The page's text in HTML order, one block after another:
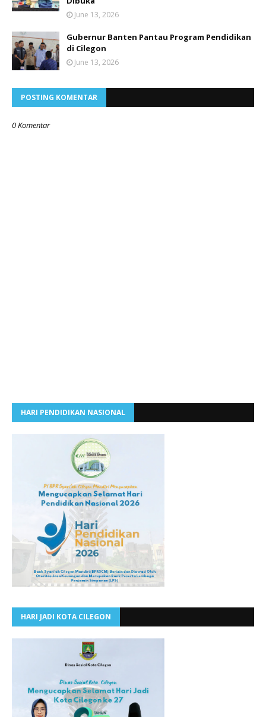
June 13, 2026
Gubernur Banten Pantau Program Pendidikan
di Cilegon
June 13, 2026
POSTING KOMENTAR
0 Komentar
HARI PENDIDIKAN NASIONAL
HARI JADI KOTA CILEGON